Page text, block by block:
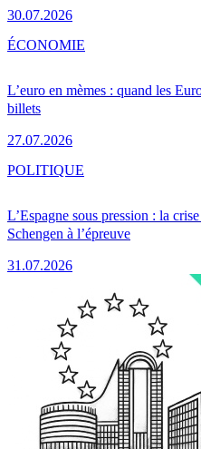
30.07.2026
L’euro en mèmes : quand les
billets
27.07.2026
ÉCONOMIE
L’Espagne sous pression : la
Schengen à l’épreuve
31.07.2026
POLITIQUE